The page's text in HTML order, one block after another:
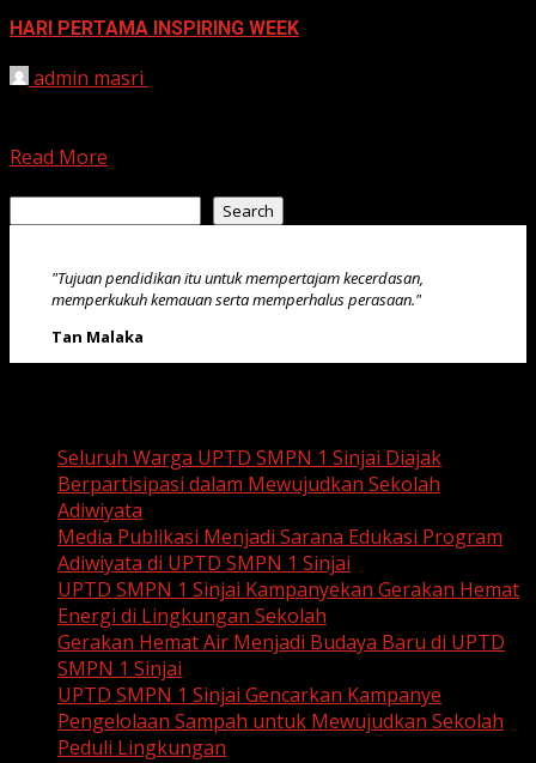
HARI PERTAMA INSPIRING WEEK
admin masri
Read More
Search
"Tujuan pendidikan itu untuk mempertajam kecerdasan,
memperkukuh kemauan serta memperhalus perasaan."
Tan Malaka
Seluruh Warga UPTD SMPN 1 Sinjai Diajak
Berpartisipasi dalam Mewujudkan Sekolah
Adiwiyata
Media Publikasi Menjadi Sarana Edukasi Program
Adiwiyata di UPTD SMPN 1 Sinjai
UPTD SMPN 1 Sinjai Kampanyekan Gerakan Hemat
Energi di Lingkungan Sekolah
Gerakan Hemat Air Menjadi Budaya Baru di UPTD
SMPN 1 Sinjai
UPTD SMPN 1 Sinjai Gencarkan Kampanye
Pengelolaan Sampah untuk Mewujudkan Sekolah
Peduli Lingkungan